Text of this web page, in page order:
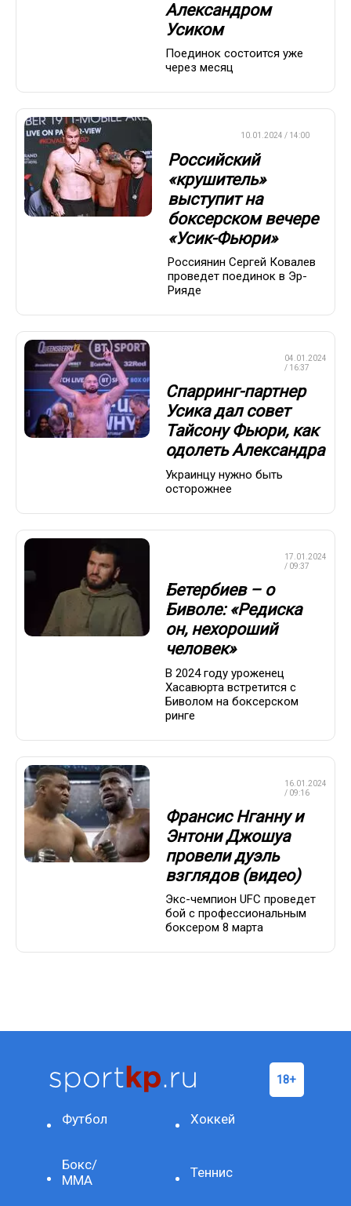
Александром
Усиком
Поединок состоится уже
через месяц
10.01.2024 / 14:00
Российский
«крушитель»
выступит на
боксерском вечере
«Усик-Фьюри»
Россиянин Сергей Ковалев
проведет поединок в Эр-
Рияде
04.01.2024
/ 16:37
Спарринг-партнер
Усика дал совет
Тайсону Фьюри, как
одолеть Александра
Украинцу нужно быть
осторожнее
17.01.2024
/ 09:37
Бетербиев – о
Биволе: «Редиска
он, нехороший
человек»
В 2024 году уроженец
Хасавюрта встретится с
Биволом на боксерском
ринге
16.01.2024
/ 09:16
Франсис Нганну и
Энтони Джошуа
провели дуэль
взглядов (видео)
Экс-чемпион UFC проведет
бой с профессиональным
боксером 8 марта
Футбол Хоккей
Бокс/
ММА
Теннис